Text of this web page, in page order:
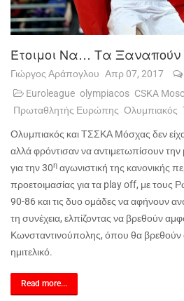
Έτοιμοι Να… Τα Ξαναπούν
Γιώργος Αράπογλου Απρ 07, 2017
Euroleague olympiacos CSKA
Πρωταθλητής Ευρώπης Ολυμπιακός
Ολυμπιακός και ΤΣΣΚΑ Μόσχας δεν
αλλά φρόντισαν να αντιμετωπίσουν
για την 30η αγωνιστική της κανονικής
προετοιμασίας για τα playoff, με τους
90-86 και τις δυο ομάδες να αφήνουν
τη συνέχεια, ελπίζοντας να βρεθούν
Κωνσταντινούπολης, όπου θα βρεθούν
ημιτελικό.
Read more...